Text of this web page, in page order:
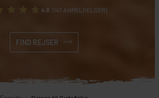
4.8 (147 ANMELDELSER)
FIND REJSER